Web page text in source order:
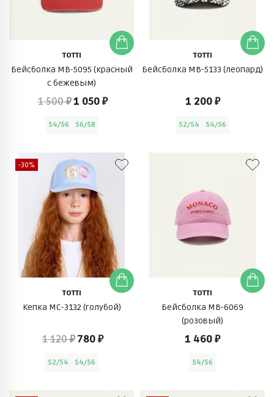
TOTTI
Бейсболка МВ-5095 (красный
с бежевым)
1 500 ₽1 050 ₽
54/56 56/58
TOTTI
Бейсболка МВ-5133 (леопард)
1 200 ₽
52/54 54/56
-30%
TOTTI
Кепка МС-3132 (голубой)
1 120 ₽ 780 ₽
52/54 54/56
TOTTI
Бейсболка МВ-6069
(розовый)
1 460 ₽
54/56